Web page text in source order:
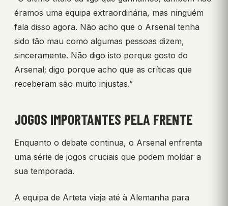
éramos uma equipa extraordinária, mas ninguém
fala disso agora. Não acho que o Arsenal tenha
sido tão mau como algumas pessoas dizem,
sinceramente. Não digo isto porque gosto do
Arsenal; digo porque acho que as críticas que
receberam são muito injustas.”
JOGOS IMPORTANTES PELA FRENTE
Enquanto o debate continua, o Arsenal enfrenta
uma série de jogos cruciais que podem moldar a
sua temporada.
A equipa de Arteta viaja até à Alemanha para